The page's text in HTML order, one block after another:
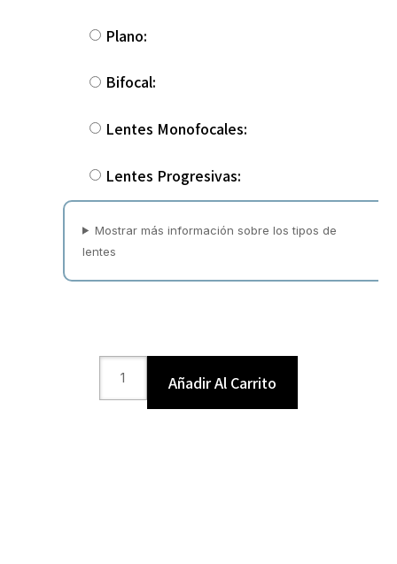
Plano:
Bifocal:
Lentes Monofocales:
Lentes Progresivas:
Mostrar más información sobre los tipos de
lentes
Añadir Al Carrito